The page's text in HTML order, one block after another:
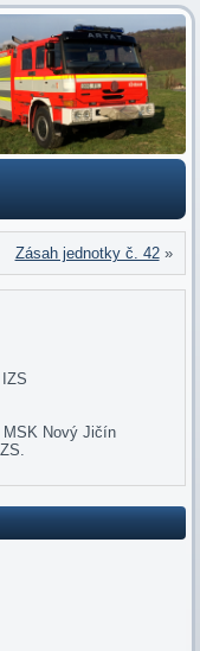
Zásah jednotky č. 42»
MSK Nový Jičín